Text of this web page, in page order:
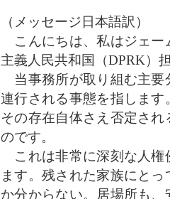
（メッセージ日本語訳）
こんにちは、私はジェー
主義人民共和国（DPRK）
当事務所が取り組む主要
連行される事態を指しま
その存在自体さえ否定さ
のです。
これは非常に深刻な人権
ます。残された家族にと
か分からない。居場所も、